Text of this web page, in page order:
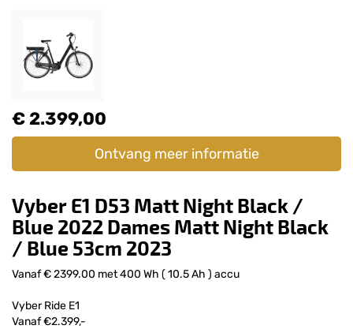
€ 2.399,00
Ontvang meer informatie
Vyber E1 D53 Matt Night Black /
Blue 2022 Dames Matt Night Black
/ Blue 53cm 2023
Vanaf € 2399.00 met 400 Wh ( 10.5 Ah ) accu
Vyber Ride E1
Vanaf €2.399,-